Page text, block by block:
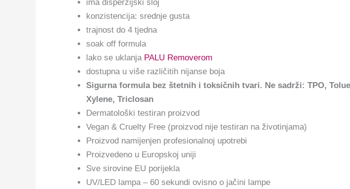
ima disperzijski sloj
konzistencija: srednje gusta
trajnost do 4 tjedna
soak off formula
lako se uklanja PALU Removerom
dostupna u više različitih nijanse boja
Sigurna formula bez štetnih i toksičnih tvari. Ne sadrži: TPO,
Xylene, Triclosan
Dermatološki testiran proizvod
Vegan & Cruelty Free (proizvod nije testiran na životinjama)
Proizvod namijenjen profesionalnoj upotrebi
Proizvedeno u Europskoj uniji
Sve sirovine EU porijekla
UV/LED lampa – 60 sekundi ovisno o jačini lampe